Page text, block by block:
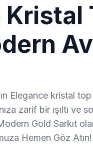
Kristal
Elegance kristal
zarif bir ışıltı ve
Modern Gold Sarkıt
Hemen Göz Atın!